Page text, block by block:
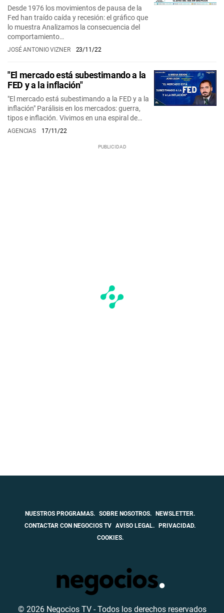
Desde 1976 los movimientos de pausa de la
Fed han traído caída y recesión: el gráfico que
lo muestra Analizamos la consecuencia del
comportamiento…
JOSÉ ANTONIO VIZNER 23/11/22
"El mercado está subestimando a la
FED y a la inflación"
"El mercado está subestimando a la FED y a la
inflación" Parálisis en los mercados: guerra,
tipos e inflación. Vivimos en una espiral de…
AGENCIAS 17/11/22
NUESTROS PROGRAMAS. SOBRE NOSOTROS.
NEWSLETTER.
CONTACTAR CON NEGOCIOS TV AVISO LEGAL.
PRIVACIDAD.
COOKIES.
© 2026 Negocios TV - Todos los derechos reservados